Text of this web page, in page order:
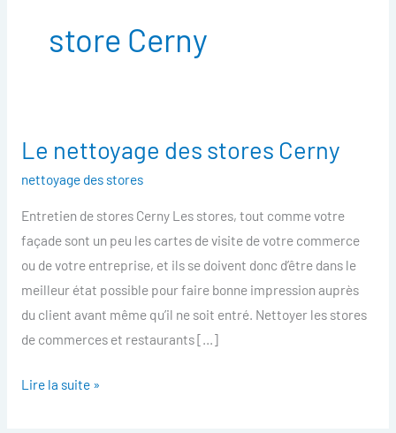
store Cerny
Le nettoyage des stores Cerny
nettoyage des stores
Entretien de stores Cerny Les stores, tout comme votre
façade sont un peu les cartes de visite de votre commerce
ou de votre entreprise, et ils se doivent donc d’être dans le
meilleur état possible pour faire bonne impression auprès
du client avant même qu’il ne soit entré. Nettoyer les stores
de commerces et restaurants […]
Le
stores
Cerny
Lire la suite »